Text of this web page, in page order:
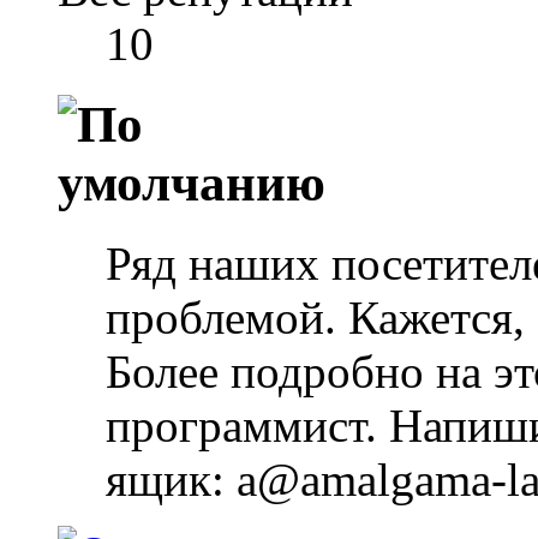
10
Ряд наших
проблемой. Кажется,
Более подробно на
программист.
ящик: a@amalgama-